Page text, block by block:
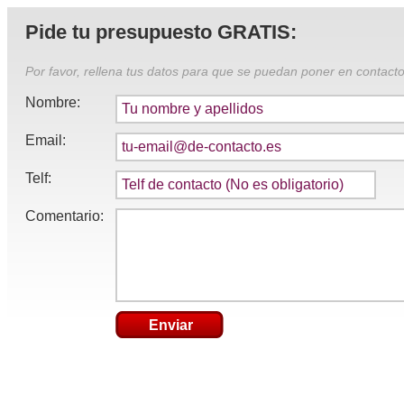
Pide tu presupuesto GRATIS:
Por favor, rellena tus datos para que se puedan poner en
Nombre:
Email:
Telf:
Comentario:
Enviar